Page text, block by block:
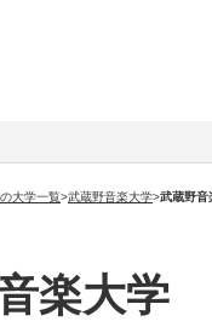
大学一覧>武蔵野音楽大学>武蔵野音
楽大学